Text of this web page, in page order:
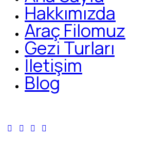
Hakkımızda
Araç Filomuz
Gezi Turları
İletişim
Blog